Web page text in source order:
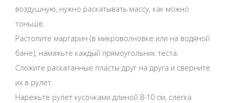
воздушную, нужно раскатывать массу, как можно
тоньше.
Растопите маргарин (в микроволновке или на водяной
бане), намажьте каждый прямоугольник теста.
Сложите раскатанные пласты друг на друга и сверните
их в рулет.
Нарежьте рулет кусочками длиной 8-10 см, слегка